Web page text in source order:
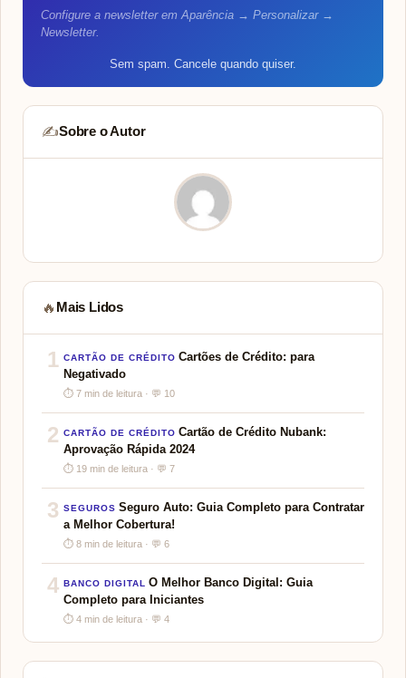
Configure a newsletter em Aparência → Personalizar →
Newsletter.
Sem spam. Cancele quando quiser.
✍️Sobre o Autor
🔥 Mais Lidos
1 CARTÃO DE CRÉDITO Cartões de Crédito: para
Negativado
⏱ 7 min de leitura · 💬 10
2 CARTÃO DE CRÉDITO Cartão de Crédito Nubank:
Aprovação Rápida 2024
⏱ 19 min de leitura · 💬 7
3 SEGUROS Seguro Auto: Guia Completo para Contratar
a Melhor Cobertura!
⏱ 8 min de leitura · 💬 6
4 BANCO DIGITAL O Melhor Banco Digital: Guia
Completo para Iniciantes
⏱ 4 min de leitura · 💬 4